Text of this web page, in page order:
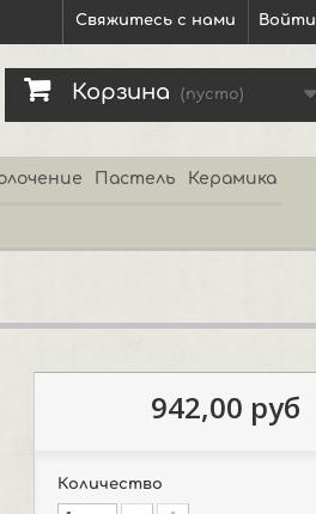
Войти
Свяжитесь с нами
Корзина (пусто)
Пастель Керамика
942,00 руб
Количество